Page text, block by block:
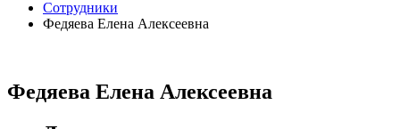
Сотрудники
Федяева Елена Алексеевна
Федяева Елена Алексеевна